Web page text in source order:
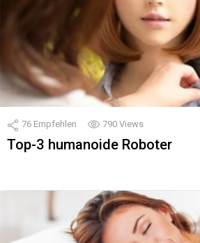
76 Empfehlen 790 Views
Top-3 humanoide Roboter